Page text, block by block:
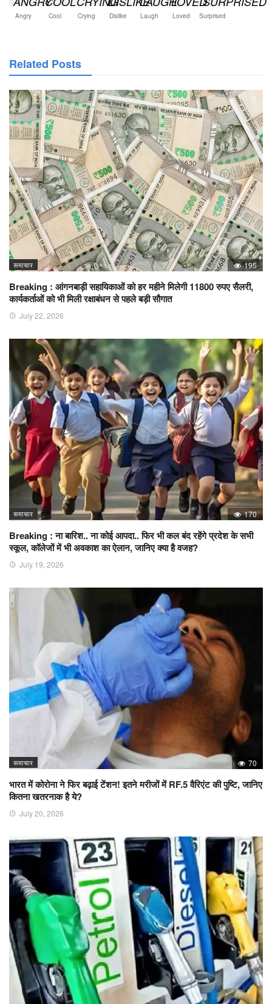
Angry Cool Crying Dislike Laugh Loved Surprised
Related Posts
समाचार 195
Breaking : आंगनबाड़ी सहायिकाओं को हर महीने मिलेगी 11800 रुपए सैलरी,
कार्यकर्ताओं को भी मिली रक्षाबंधन से पहले बड़ी सौगात
July 22, 2026
समाचार 170
Breaking : ना बारिश.. ना कोई आपदा.. फिर भी कल बंद रहेंगे प्रदेश के सभी
स्कूल, कॉलेजों में भी अवकाश का ऐलान, जानिए क्या है वजह?
July 19, 2026
समाचार 70
भारत में कोरोना ने फिर बढ़ाई टेंशन! इतने मरीजों में RF.5 वैरिएंट की पुष्टि, जानिए
कितना खतरनाक है ये?
July 20, 2026